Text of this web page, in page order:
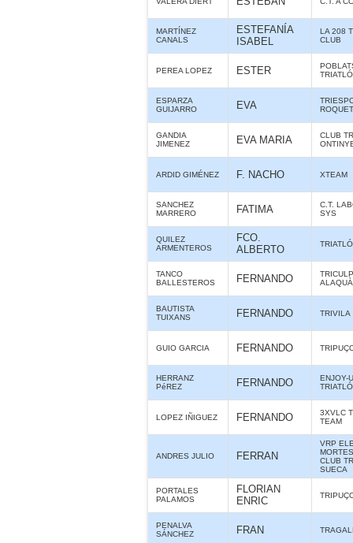
MARTÍNEZ
CANALS
ESTEFANÍA
ISABEL
LA 208
CLUB
PEREA LOPEZ ESTER
TRIATLÓ
ESPARZA
GUIJARRO
EVA
GANDIA
JIMENEZ
EVA MARIA
CLUB
ARDID GIMÉNEZ F. NACHO XTEAM
SANCHEZ
MARRERO
FATIMA
C.T.
SYS
QUILEZ
ARMENTEROS
FCO.
ALBERTO
TANCO
BALLESTEROS
FERNANDO
BAUTISTA
TUIXANS
FERNANDO TRIVILA
GUIO GARCIA FERNANDO
HERRANZ
PéREZ
FERNANDO
ENJOY-
LOPEZ IÑIGUEZ FERNANDO
3XVLC
TEAM
ANDRES JULIO FERRAN
VRP
CLUB
SUECA
PORTALES
PALAMOS
FLORIAN
ENRIC
PENALVA
SÁNCHEZ
FRAN